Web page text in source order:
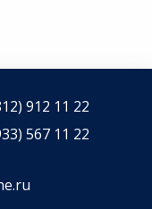
912 11 22
567 11 22